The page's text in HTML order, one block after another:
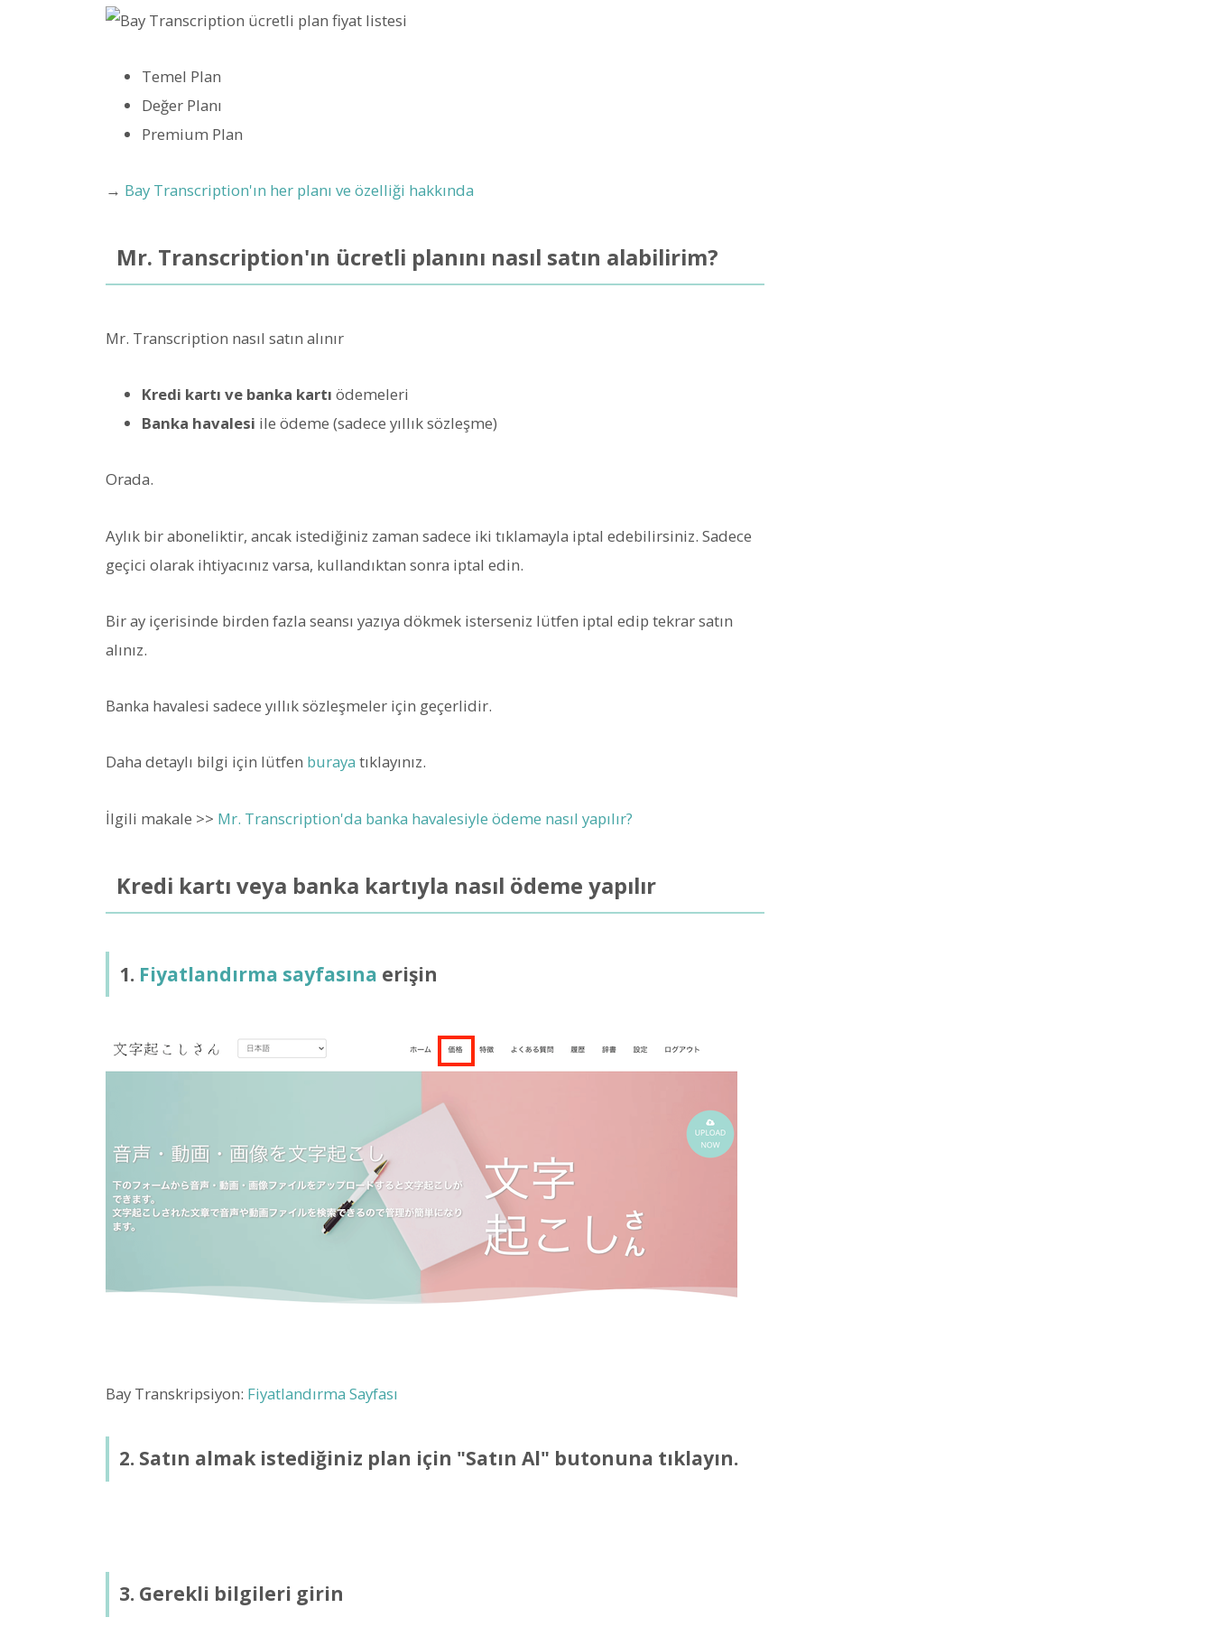
Temel Plan
Değer Planı
Premium Plan
→ Bay Transcription'ın her planı ve özelliği hakkında
Mr. Transcription'ın ücretli planını nasıl satın alabilirim?
Mr. Transcription nasıl satın alınır
Kredi kartı ve banka kartı ödemeleri
Banka havalesi ile ödeme (sadece yıllık sözleşme)
Orada.
Aylık bir aboneliktir, ancak istediğiniz zaman sadece iki tıklamayla iptal edebilirsiniz. Sadece
geçici olarak ihtiyacınız varsa, kullandıktan sonra iptal edin.
Bir ay içerisinde birden fazla seansı yazıya dökmek isterseniz lütfen iptal edip tekrar satın
alınız.
Banka havalesi sadece yıllık sözleşmeler için geçerlidir.
Daha detaylı bilgi için lütfen buraya tıklayınız.
İlgili makale >> Mr. Transcription'da banka havalesiyle ödeme nasıl yapılır?
Kredi kartı veya banka kartıyla nasıl ödeme yapılır
1. Fiyatlandırma sayfasına erişin
Bay Transkripsiyon: Fiyatlandırma Sayfası
2. Satın almak istediğiniz plan için "Satın Al" butonuna tıklayın.
3. Gerekli bilgileri girin